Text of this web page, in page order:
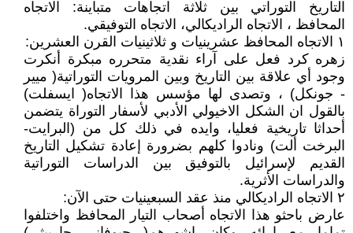
التاريخ التوراتي بين ثلاثة اتجاهات متباينة: الاتجاه
المحافظ ، الاتجاه الراديكالي، الاتجاه التوفيقي.
١ الاتجاه المحافظ عشرينيات و ثلاثينيات القرن العشرين:
زهره كرد فعل على آراء نقدية متحرره مبكرة أنكرت
وجود أي علاقة بين التاريخ وبين المرويات التوراتية( ميير
- جونكل) ، وتصدى لها مؤسس هذا الاتجاه( ايسفلت)
بالقول ان الشكل الاخيولي الأدبي لأسفار التوراة يتضمن
أحداثا تاريخية فعليا، وايده في ذلك كل من (البرايت-
البرخت ألت) ونادوا كلهم بضرورة إعادة تشكيل التاريخ
القديم لإسرائيل بالتوفيق بين الدراسات التوراتية
والدراسات الأثرية.
٢ الاتجاه الراديكالي منذ عقد السبعينيات حتى الآن:
عارض باحثو هذا الاتجاه أصحاب التيار المحافظ واختلفوا